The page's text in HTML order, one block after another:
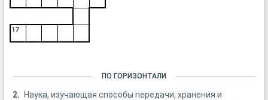
17
ПО ГОРИЗОНТАЛИ
2.
Наука, изучающая способы передачи, хранения и